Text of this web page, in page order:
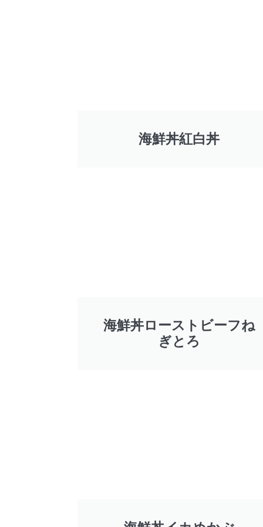
海鮮丼紅白丼
海鮮丼ローストビーフね
ぎとろ